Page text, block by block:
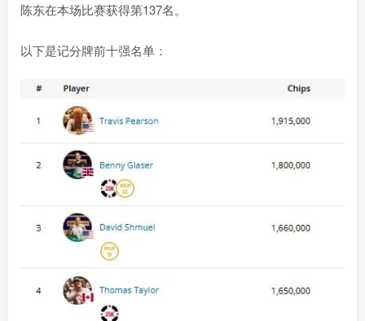
陈东在本场比赛获得第137名。
以下是记分牌前十强名单：